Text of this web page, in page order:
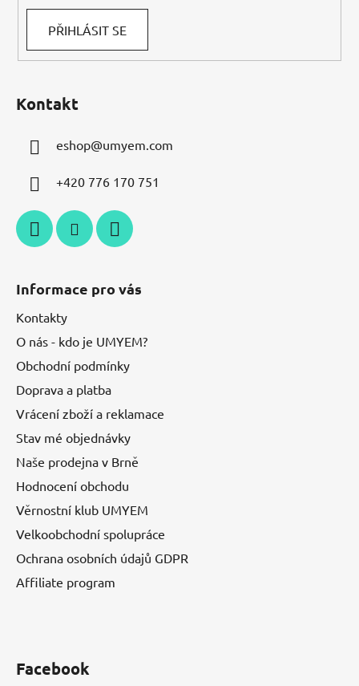
PŘIHLÁSIT SE
Kontakt
eshop@umyem.com
+420 776 170 751
Informace pro vás
Kontakty
O nás - kdo je UMYEM?
Obchodní podmínky
Doprava a platba
Vrácení zboží a reklamace
Stav mé objednávky
Naše prodejna v Brně
Hodnocení obchodu
Věrnostní klub UMYEM
Velkoobchodní spolupráce
Ochrana osobních údajů GDPR
Affiliate program
Facebook